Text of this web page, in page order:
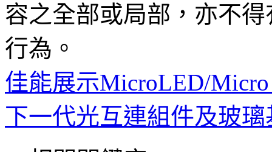
容之全部或局部，亦不
行為。
佳能展示MicroLED/
下一代光互連組件及玻璃